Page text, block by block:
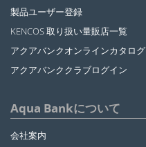
製品ユーザー登録
KENCOS 取り扱い量販店一覧
アクアバンクオンラインカタログ
アクアバンククラブログイン
Aqua Bankについて
会社案内